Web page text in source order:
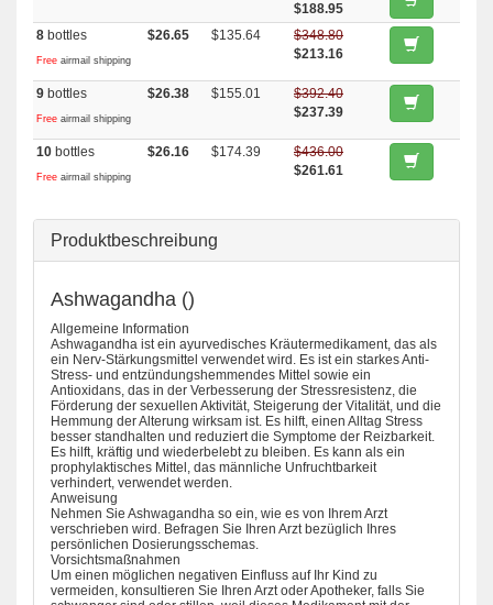
$188.95
8 bottles
Free airmail shipping
$26.65 $135.64
$348.80
$213.16
9 bottles
Free airmail shipping
$26.38 $155.01
$392.40
$237.39
10 bottles
Free airmail shipping
$26.16 $174.39
$436.00
$261.61
Produktbeschreibung
Ashwagandha ()
Allgemeine Information
Ashwagandha ist ein ayurvedisches Kräutermedikament, das als
ein Nerv-Stärkungsmittel verwendet wird. Es ist ein starkes Anti-
Stress- und entzündungshemmendes Mittel sowie ein
Antioxidans, das in der Verbesserung der Stressresistenz, die
Förderung der sexuellen Aktivität, Steigerung der Vitalität, und die
Hemmung der Alterung wirksam ist. Es hilft, einen Alltag Stress
besser standhalten und reduziert die Symptome der Reizbarkeit.
Es hilft, kräftig und wiederbelebt zu bleiben. Es kann als ein
prophylaktisches Mittel, das männliche Unfruchtbarkeit
verhindert, verwendet werden.
Anweisung
Nehmen Sie Ashwagandha so ein, wie es von Ihrem Arzt
verschrieben wird. Befragen Sie Ihren Arzt bezüglich Ihres
persönlichen Dosierungsschemas.
Vorsichtsmaßnahmen
Um einen möglichen negativen Einfluss auf Ihr Kind zu
vermeiden, konsultieren Sie Ihren Arzt oder Apotheker, falls Sie